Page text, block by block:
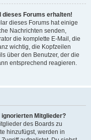
dieses Forums erhalten!
dieses Forums hat einige
Nachrichten senden,
die komplette E-Mail, die
wichtig, die Kopfzeilen
über den Benutzer, der die
entsprechend reagieren.
ignorierten Mitglieder?
des Boards zu
hinzufügst, werden in